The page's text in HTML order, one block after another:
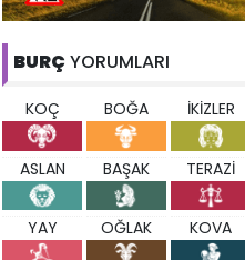
BURÇ YORUMLARI
KOÇ BOĞA İKİZLER
ASLAN BAŞAK TERAZİ
YAY OĞLAK KOVA